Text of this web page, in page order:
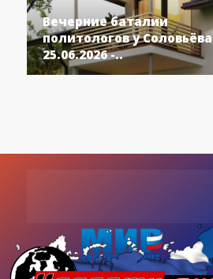
Вечерние баталии
политологов у Соловьёва
25.06.2026 -..